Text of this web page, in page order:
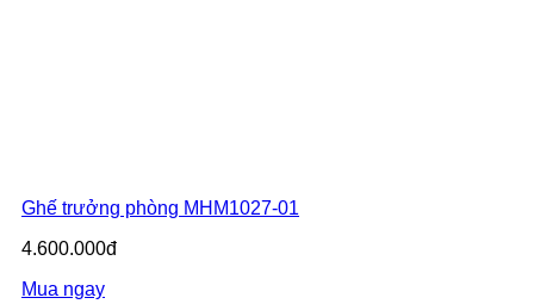
Ghế trưởng phòng MHM1027-01
4.600.000đ
Mua ngay